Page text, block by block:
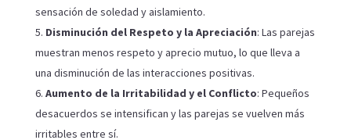
sensación de soledad y aislamiento.
Disminución del Respeto y la Apreciación: Las parejas
muestran menos respeto y aprecio mutuo, lo que lleva a
una disminución de las interacciones positivas.
Aumento de la Irritabilidad y el Conflicto: Pequeños
desacuerdos se intensifican y las parejas se vuelven más
irritables entre sí.